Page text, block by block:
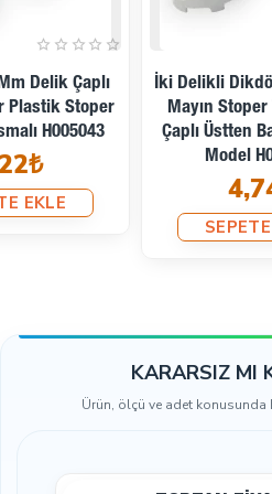
İki Delikli Plastik Stoper 3
Mm Delik Çaplı Üstten -
Alttan Basmalı - Yandan
3,04₺
SEPETE EKLE
KARARSIZ MI
Ürün, ölçü ve adet konusunda